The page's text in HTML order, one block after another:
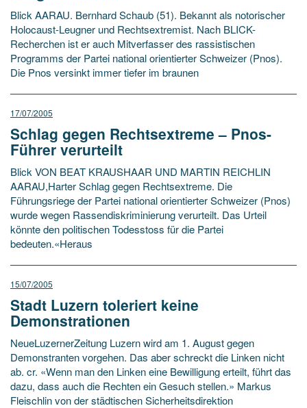
Blick AARAU. Bernhard Schaub (51). Bekannt als notorischer
Holocaust-Leugner und Rechtsextremist. Nach BLICK-
Recherchen ist er auch Mitverfasser des rassistischen
Programms der Partei national orientierter Schweizer (Pnos).
Die Pnos versinkt immer tiefer im braunen
17/07/2005
Schlag gegen Rechtsextreme – Pnos-
Führer verurteilt
Blick VON BEAT KRAUSHAAR UND MARTIN REICHLIN
AARAU,Harter Schlag gegen Rechtsextreme. Die
Führungsriege der Partei national orientierter Schweizer (Pnos)
wurde wegen Rassendiskriminierung verurteilt. Das Urteil
könnte den politischen Todesstoss für die Partei
bedeuten.«Heraus
15/07/2005
Stadt Luzern toleriert keine
Demonstrationen
NeueLuzernerZeitung Luzern wird am 1. August gegen
Demonstranten vorgehen. Das aber schreckt die Linken nicht
ab. cr. «Wenn man den Linken eine Bewilligung erteilt, führt das
dazu, dass auch die Rechten ein Gesuch stellen.» Markus
Fleischlin von der städtischen Sicherheitsdirektion